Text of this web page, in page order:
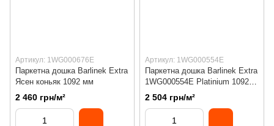
Артикул: 1WG000676E
Паркетна дошка Barlinek Extra
Ясен коньяк 1092 мм
2 460 грн/м²
Артикул: 1WG000554E
Паркетна дошка Barlinek Extra
1WG000554E Platinium 1092
мм
2 504 грн/м²